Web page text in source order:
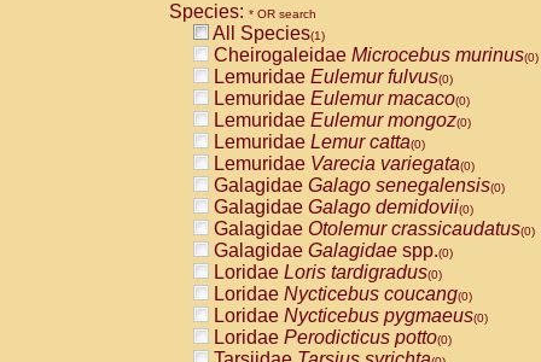
Species: * OR search
All Species(1)
Cheirogaleidae Microcebus murinus(0)
Lemuridae Eulemur fulvus(0)
Lemuridae Eulemur macaco(0)
Lemuridae Eulemur mongoz(0)
Lemuridae Lemur catta(0)
Lemuridae Varecia variegata(0)
Galagidae Galago senegalensis(0)
Galagidae Galago demidovii(0)
Galagidae Otolemur crassicaudatus(0)
Galagidae Galagidae spp.(0)
Loridae Loris tardigradus(0)
Loridae Nycticebus coucang(0)
Loridae Nycticebus pygmaeus(0)
Loridae Perodicticus potto(0)